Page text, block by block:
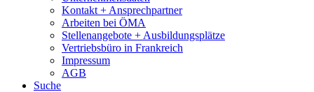
Kontakt + Ansprechpartner
Arbeiten bei ÖMA
Stellenangebote + Ausbildungsplätze
Vertriebsbüro in Frankreich
Impressum
AGB
Suche